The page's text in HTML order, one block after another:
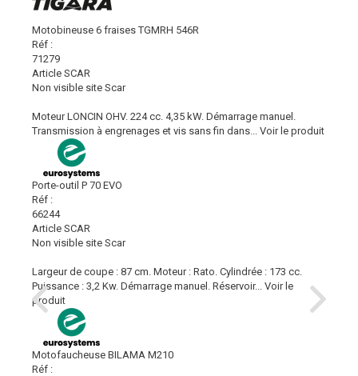
Motobineuse 6 fraises TGMRH 546R
Réf :
71279
Article SCAR
Non visible site Scar
Moteur LONCIN OHV. 224 cc. 4,35 kW. Démarrage manuel.
Transmission à engrenages et vis sans fin dans...
Voir le produit
Porte-outil P 70 EVO
Réf :
66244
Article SCAR
Non visible site Scar
Largeur de coupe : 87 cm. Moteur : Rato. Cylindrée : 173 cc.
Puissance : 3,2 Kw. Démarrage manuel. Réservoir...
Voir le
produit
Motofaucheuse BILAMA M210
Réf :